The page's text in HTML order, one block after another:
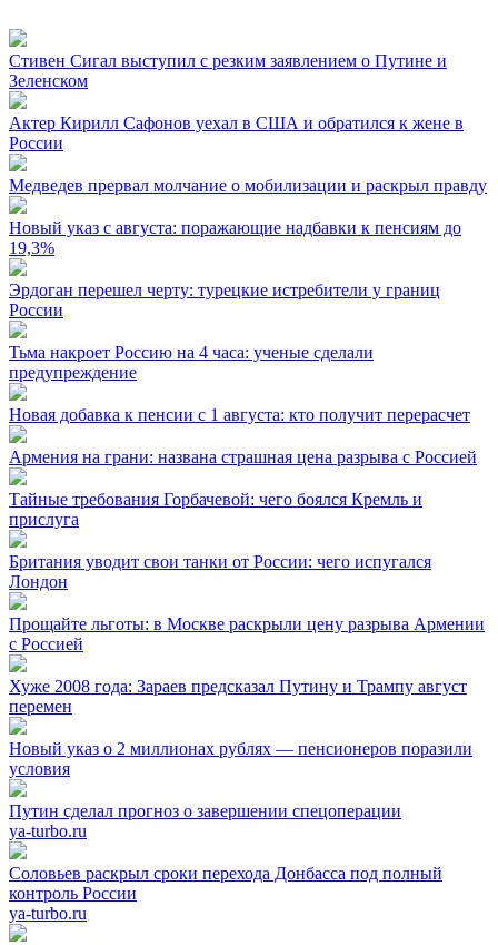
Стивен Сигал выступил с резким заявлением о Путине и
Зеленском
Актер Кирилл Сафонов уехал в США и обратился к жене в
России
Медведев прервал молчание о мобилизации и раскрыл правду
Новый указ с августа: поражающие надбавки к пенсиям до
19,3%
Эрдоган перешел черту: турецкие истребители у границ
России
Тьма накроет Россию на 4 часа: ученые сделали
предупреждение
Новая добавка к пенсии с 1 августа: кто получит перерасчет
Армения на грани: названа страшная цена разрыва с Россией
Тайные требования Горбачевой: чего боялся Кремль и
прислуга
Британия уводит свои танки от России: чего испугался
Лондон
Прощайте льготы: в Москве раскрыли цену разрыва Армении
с Россией
Хуже 2008 года: Зараев предсказал Путину и Трампу август
перемен
Новый указ о 2 миллионах рублях — пенсионеров поразили
условия
Путин сделал прогноз о завершении спецоперации
ya-turbo.ru
Соловьев раскрыл сроки перехода Донбасса под полный
контроль России
ya-turbo.ru